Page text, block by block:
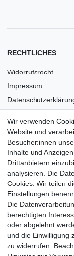
RECHTLICHES
Widerrufsrecht
Impressum
Versandkosten
Barrierefreiheit
Anleitungen
Vertrag widerrufen
PARTNER
DHL
GLS
Wir verwenden
Website und
Besucher:innen
Inhalte und
Drittanbietern
analysieren. Die
Cookies. Wir teilen
Einstellungen
Die
berechtigten
oder abgelehnt
und die Einwilligung
zu widerrufen.